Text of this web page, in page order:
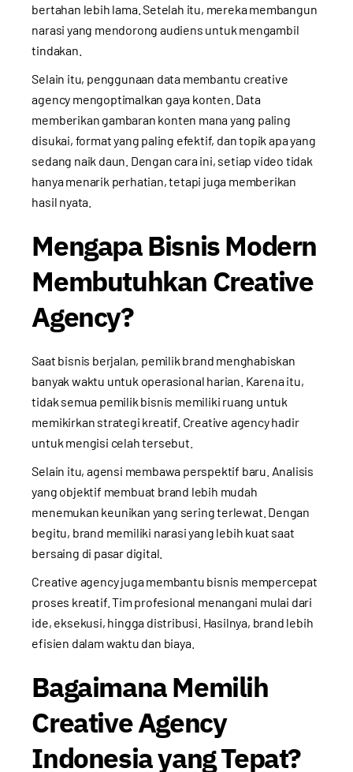
bertahan lebih lama. Setelah itu, mereka membangun
narasi yang mendorong audiens untuk mengambil
tindakan.
Selain itu, penggunaan data membantu creative
agency mengoptimalkan gaya konten. Data
memberikan gambaran konten mana yang paling
disukai, format yang paling efektif, dan topik apa yang
sedang naik daun. Dengan cara ini, setiap video tidak
hanya menarik perhatian, tetapi juga memberikan
hasil nyata.
Mengapa Bisnis Modern
Membutuhkan Creative
Agency?
Saat bisnis berjalan, pemilik brand menghabiskan
banyak waktu untuk operasional harian. Karena itu,
tidak semua pemilik bisnis memiliki ruang untuk
memikirkan strategi kreatif. Creative agency hadir
untuk mengisi celah tersebut.
Selain itu, agensi membawa perspektif baru. Analisis
yang objektif membuat brand lebih mudah
menemukan keunikan yang sering terlewat. Dengan
begitu, brand memiliki narasi yang lebih kuat saat
bersaing di pasar digital.
Creative agency juga membantu bisnis mempercepat
proses kreatif. Tim profesional menangani mulai dari
ide, eksekusi, hingga distribusi. Hasilnya, brand lebih
efisien dalam waktu dan biaya.
Bagaimana Memilih
Creative Agency
Indonesia yang Tepat?